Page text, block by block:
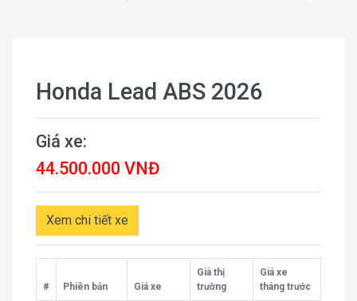
Honda Lead ABS 2026
Giá xe:
44.500.000 VNĐ
Xem chi tiết xe
# Phiên bản Giá xe
Giá thị
trường
Giá xe
tháng trước